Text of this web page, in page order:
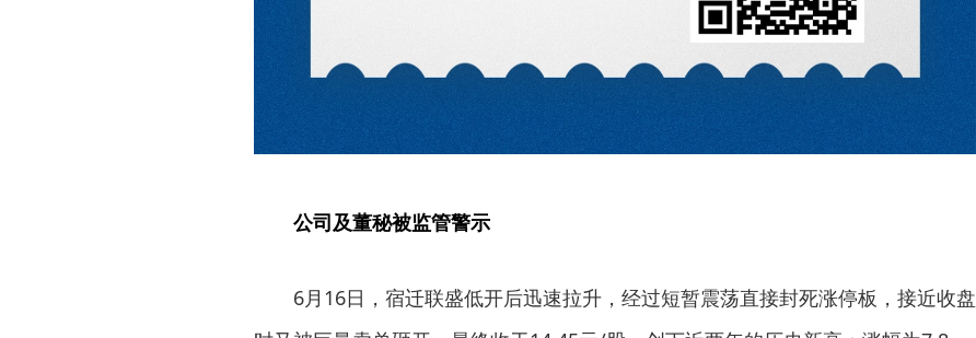
公司及董秘被监管警示
6月16日，宿迁联盛低开后迅速拉升，经过短暂震荡直接封死涨停板，接近收盘